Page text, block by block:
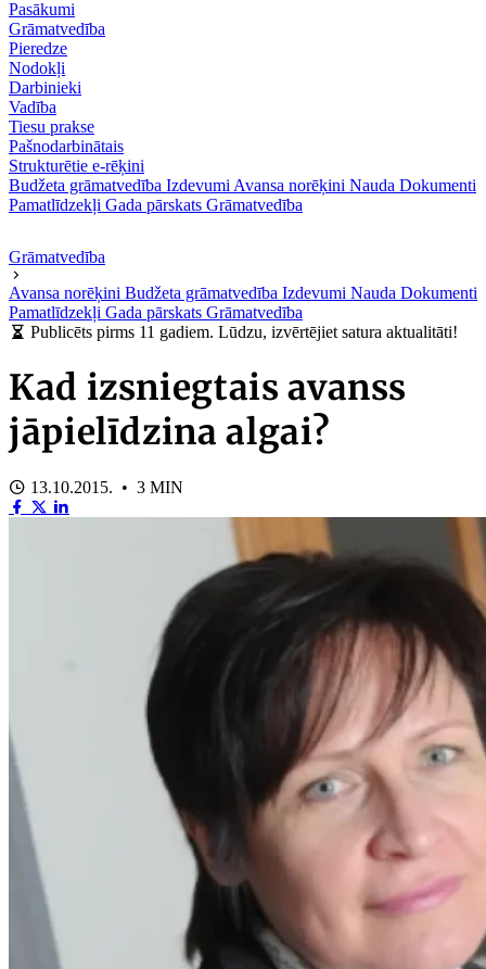
Pasākumi
Grāmatvedība
Pieredze
Nodokļi
Darbinieki
Vadība
Tiesu prakse
Pašnodarbinātais
Strukturētie e-rēķini
Budžeta grāmatvedība Izdevumi Avansa norēķini Nauda Dokumenti
Pamatlīdzekļi Gada pārskats Grāmatvedība
Grāmatvedība
Avansa norēķini Budžeta grāmatvedība Izdevumi Nauda Dokumenti
Pamatlīdzekļi Gada pārskats Grāmatvedība
Publicēts pirms 11 gadiem. Lūdzu, izvērtējiet satura aktualitāti!
Kad izsniegtais avanss
jāpielīdzina algai?
13.10.2015. • 3 MIN